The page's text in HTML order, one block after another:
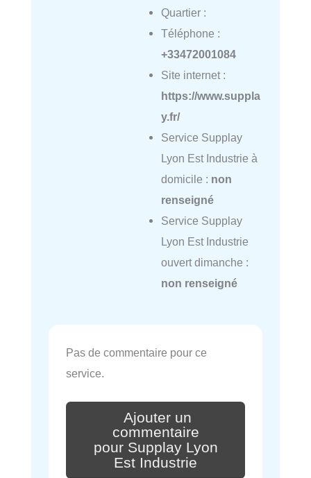
Quartier :
Téléphone :
+33472001084
Site internet :
https://www.suppla
y.fr/
Service Supplay
Lyon Est Industrie à
domicile : non
renseigné
Service Supplay
Lyon Est Industrie
ouvert dimanche :
non renseigné
Pas de commentaire pour ce
service.
Ajouter un
commentaire
pour Supplay Lyon
Est Industrie